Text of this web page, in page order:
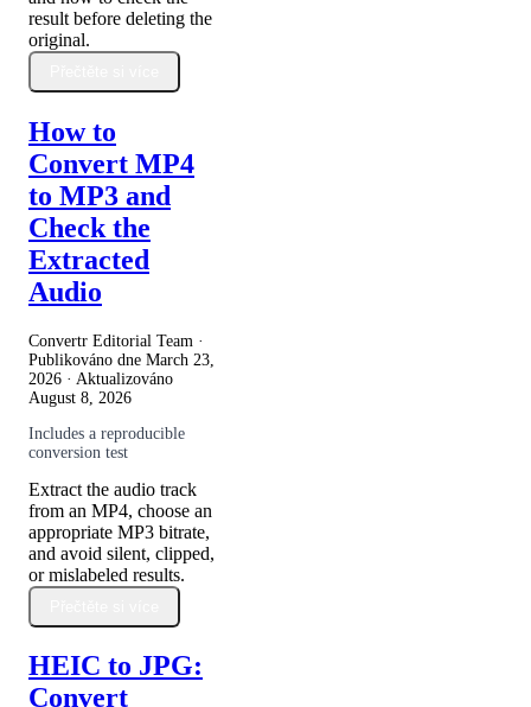
result before deleting the
original.
How to
Convert MP4
to MP3 and
Check the
Extracted
Audio
Convertr Editorial Team ·
Publikováno dne March 23,
2026 · Aktualizováno
August 8, 2026
Includes a reproducible
conversion test
Extract the audio track
from an MP4, choose an
appropriate MP3 bitrate,
and avoid silent, clipped,
or mislabeled results.
HEIC to JPG:
Convert